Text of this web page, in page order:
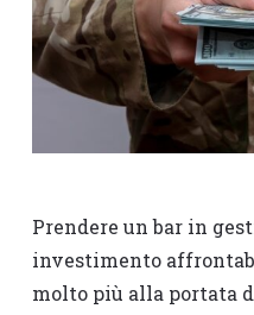
Prendere un bar in
investimento
molto più alla portata